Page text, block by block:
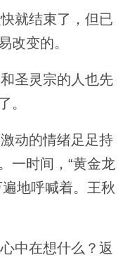
就结束了，但已
改变的。
圣灵宗的人也先
。
动的情绪足足持
一时间，“黄金龙
地呼喊着。王秋
中在想什么？返